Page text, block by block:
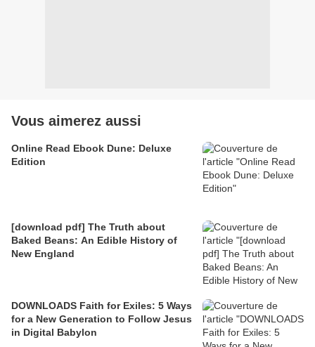
Vous aimerez aussi
Online Read Ebook Dune: Deluxe
Edition
[download pdf] The Truth about
Baked Beans: An Edible History of
New England
DOWNLOADS Faith for Exiles: 5 Ways
for a New Generation to Follow Jesus
in Digital Babylon